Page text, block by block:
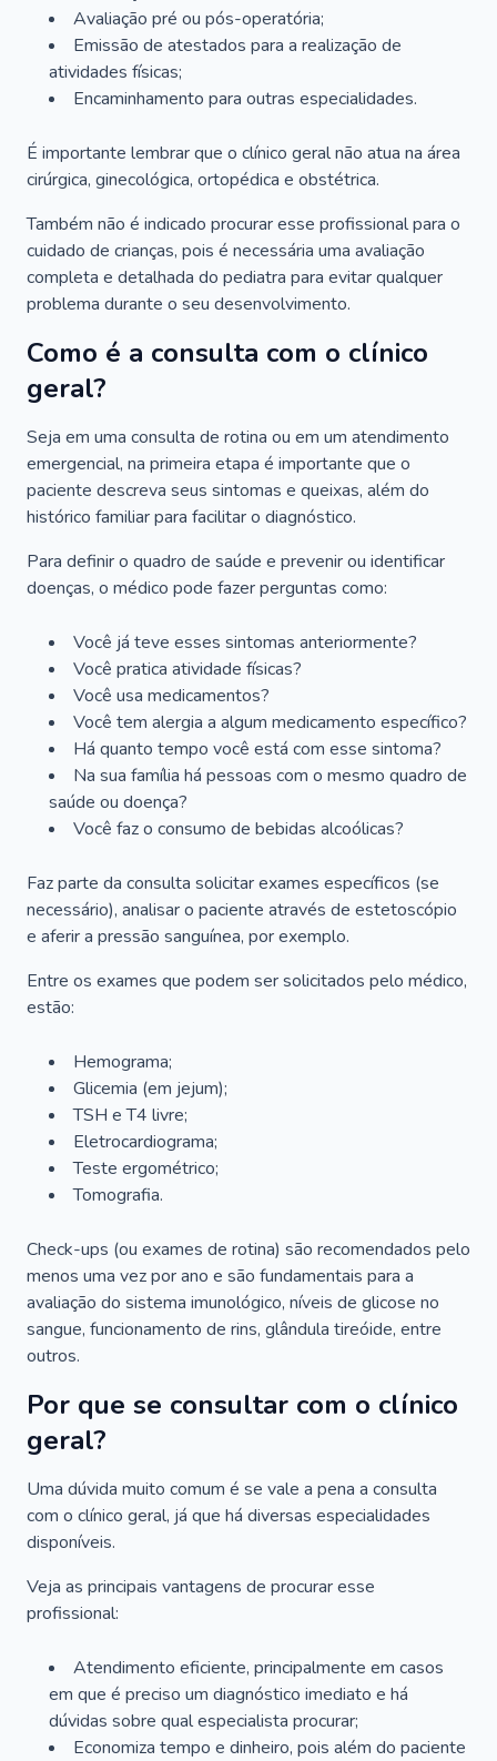
Avaliação pré ou pós-operatória;
Emissão de atestados para a realização de
atividades físicas;
Encaminhamento para outras especialidades.
É importante lembrar que o clínico geral não atua na área
cirúrgica, ginecológica, ortopédica e obstétrica.
Também não é indicado procurar esse profissional para o
cuidado de crianças, pois é necessária uma avaliação
completa e detalhada do pediatra para evitar qualquer
problema durante o seu desenvolvimento.
Como é a consulta com o clínico
geral?
Seja em uma consulta de rotina ou em um atendimento
emergencial, na primeira etapa é importante que o
paciente descreva seus sintomas e queixas, além do
histórico familiar para facilitar o diagnóstico.
Para definir o quadro de saúde e prevenir ou identificar
doenças, o médico pode fazer perguntas como:
Você já teve esses sintomas anteriormente?
Você pratica atividade físicas?
Você usa medicamentos?
Você tem alergia a algum medicamento específico?
Há quanto tempo você está com esse sintoma?
Na sua família há pessoas com o mesmo quadro de
saúde ou doença?
Você faz o consumo de bebidas alcoólicas?
Faz parte da consulta solicitar exames específicos (se
necessário), analisar o paciente através de estetoscópio
e aferir a pressão sanguínea, por exemplo.
Entre os exames que podem ser solicitados pelo médico,
estão:
Hemograma;
Glicemia (em jejum);
TSH e T4 livre;
Eletrocardiograma;
Teste ergométrico;
Tomografia.
Check-ups (ou exames de rotina) são recomendados pelo
menos uma vez por ano e são fundamentais para a
avaliação do sistema imunológico, níveis de glicose no
sangue, funcionamento de rins, glândula tireóide, entre
outros.
Por que se consultar com o clínico
geral?
Uma dúvida muito comum é se vale a pena a consulta
com o clínico geral, já que há diversas especialidades
disponíveis.
Veja as principais vantagens de procurar esse
profissional:
Atendimento eficiente, principalmente em casos
em que é preciso um diagnóstico imediato e há
dúvidas sobre qual especialista procurar;
Economiza tempo e dinheiro, pois além do paciente